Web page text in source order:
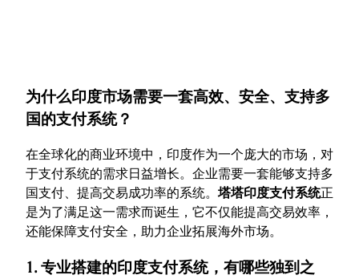
为什么印度市场需要一套高效、安全、支持多
国的支付系统？
在全球化的商业环境中，印度作为一个庞大的市场，对
于支付系统的需求日益增长。企业需要一套能够支持多
国支付、提高交易成功率的系统。 塔塔印度支付系统正
是为了满足这一需求而诞生，它不仅能提高交易效率，
还能保障支付安全，助力企业拓展海外市场。
1. 专业搭建的印度支付系统，有哪些独到之